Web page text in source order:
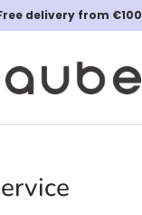
delivery from €100